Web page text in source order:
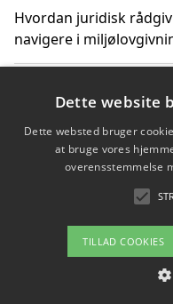
Hvordan juridisk
navigere i
Hvordan spil og
bæredygtige valg
Køb produkter i
transport og
Om / kontakt
Dette website
Dette websted bruger
at bruge vores
overensstemmelse
TILLAD COOKIES